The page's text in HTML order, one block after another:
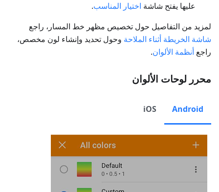
عليها يفتح شاشة اختيار المناسب.
لمزيد من التفاصيل حول تخصيص مظهر خط المسار، راجع
شاشة الخريطة أثناء الملاحة وحول تحديد وإنشاء لون مخصص،
راجع أنظمة الألوان.
محرر لوحات الألوان
Android
iOS